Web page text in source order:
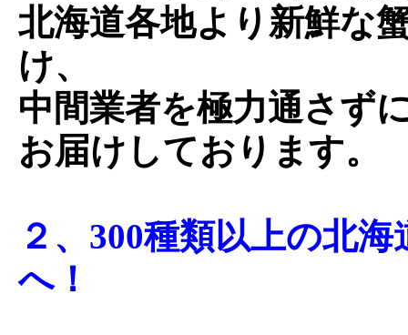
北海道各地より新鮮な
け、
中間業者を極力通さず
お届けしております。
２、300種類以上の北
へ！